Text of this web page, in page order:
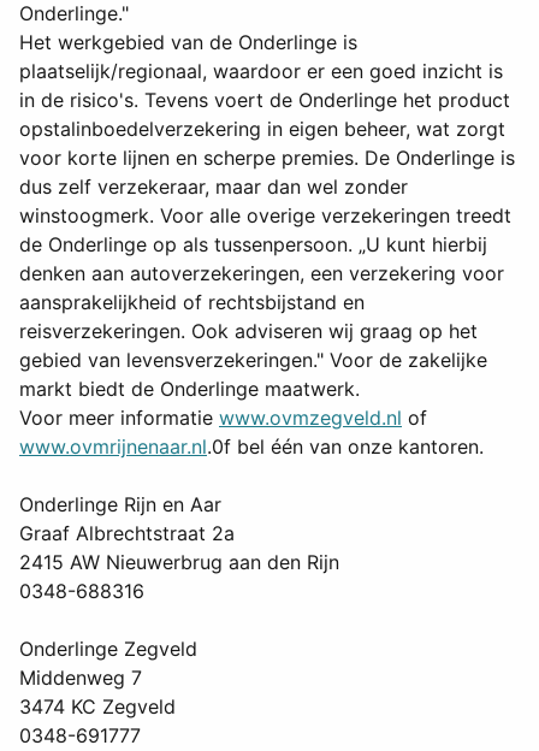
Onderlinge."
Het werkgebied van de Onderlinge is
plaatselijk/regionaal, waardoor er een goed inzicht is
in de risico's. Tevens voert de Onderlinge het product
opstalinboedelverzekering in eigen beheer, wat zorgt
voor korte lijnen en scherpe premies. De Onderlinge is
dus zelf verzekeraar, maar dan wel zonder
winstoogmerk. Voor alle overige verzekeringen treedt
de Onderlinge op als tussenpersoon. „U kunt hierbij
denken aan autoverzekeringen, een verzekering voor
aansprakelijkheid of rechtsbijstand en
reisverzekeringen. Ook adviseren wij graag op het
gebied van levensverzekeringen." Voor de zakelijke
markt biedt de Onderlinge maatwerk.
Voor meer informatie www.ovmzegveld.nl of
www.ovmrijnenaar.nl.0f bel één van onze kantoren.
Onderlinge Rijn en Aar
Graaf Albrechtstraat 2a
2415 AW Nieuwerbrug aan den Rijn
0348-688316
Onderlinge Zegveld
Middenweg 7
3474 KC Zegveld
0348-691777